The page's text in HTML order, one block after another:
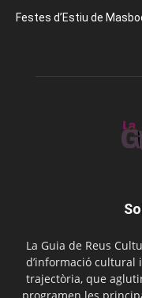
Festes d’Estiu de
La Guia de Reus
d’informació cultural
trajectòria, que